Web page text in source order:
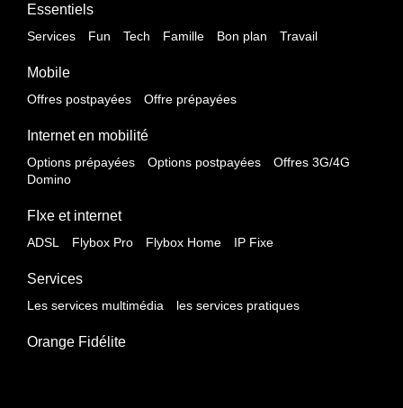
Essentiels
Services Fun Tech Famille Bon plan Travail
Mobile
Offres postpayées Offre prépayées
Internet en mobilité
Options prépayées Options postpayées
Offres 3G/4G
Domino
FIxe et internet
ADSL Flybox Pro Flybox Home IP Fixe
Services
Les services multimédia les services pratiques
Orange Fidélite